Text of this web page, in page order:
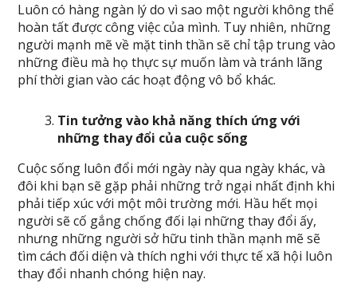
Luôn có hàng ngàn lý do vì sao một người không thể
hoàn tất được công việc của mình. Tuy nhiên, những
người mạnh mẽ về mặt tinh thần sẽ chỉ tập trung vào
những điều mà họ thực sự muốn làm và tránh lãng
phí thời gian vào các hoạt động vô bổ khác.
Tin tưởng vào khả năng thích ứng với
những thay đổi của cuộc sống
Cuộc sống luôn đổi mới ngày này qua ngày khác, và
đôi khi bạn sẽ gặp phải những trở ngại nhất định khi
phải tiếp xúc với một môi trường mới. Hầu hết mọi
người sẽ cố gắng chống đối lại những thay đổi ấy,
nhưng những người sở hữu tinh thần mạnh mẽ sẽ
tìm cách đối diện và thích nghi với thực tế xã hội luôn
thay đổi nhanh chóng hiện nay.